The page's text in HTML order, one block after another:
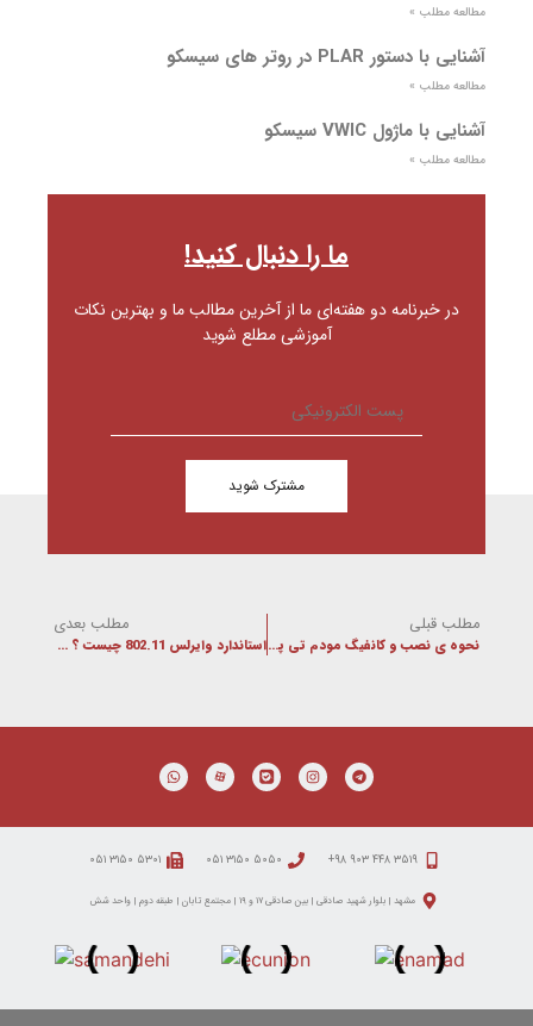
مطالعه مطلب »
آشنایی با دستور PLAR در روتر های سیسکو
مطالعه مطلب »
آشنایی با ماژول VWIC سیسکو
مطالعه مطلب »
ما را دنبال کنید!
در خبرنامه دو هفته‌ای ما از آخرین مطالب ما و بهترین نکات
آموزشی مطلع شوید
مشترک شوید
مطلب قبلی
نحوه ی نصب و کانفیگ مودم تی پی لینک TP Link
مطلب بعدی
استاندارد وایرلس 802.11 چیست ؟ انواع استاندار های شبکه های بی سیم
۳۵۱۹ ۴۴۸ ۹۰۳ ۹۸+ ۵۰۵۰ ۳۱۵۰ ۰۵۱ ۵۳۰۱ ۳۱۵۰ ۰۵۱
مشهد | بلوار شهید صادقی | بین صادقی ۱۷ و ۱۹ | مجتمع تابان | طبقه دوم | واحد شش